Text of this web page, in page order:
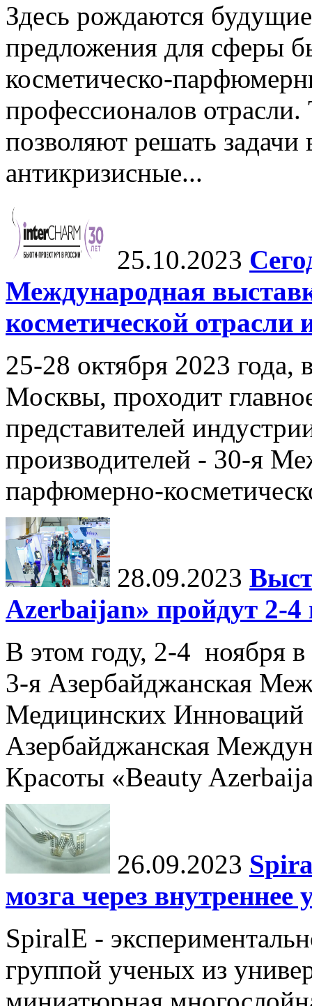
Здесь рождаются
предложения для сферы
косметическо-
профессионалов
позволяют решать
антикризисные...
25.10.2023
Международная
косметической
25-28 октября 2023 года,
Москвы, проходит
представителей
производителей - 30-я
парфюмерно-
28.09.2023
Azerbaijan» пройдут 2-4
В этом году, 2-4 ноября
3-я Азербайджанская
Медицинских Инноваций
Азербайджанская
Красоты «Beauty
26.09.2023
мозга через внутреннее
SpiralE -
группой ученых из